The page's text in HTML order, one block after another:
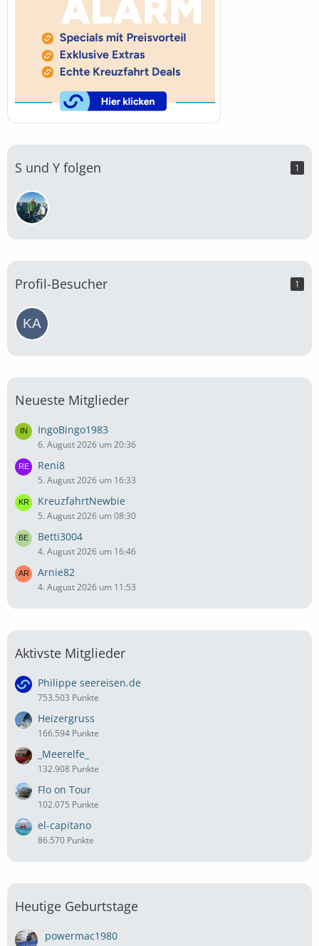
S und Y folgen 1
Profil-Besucher 1
Neueste Mitglieder
IngoBingo1983
6. August 2026 um 20:36
Reni8
5. August 2026 um 16:33
KreuzfahrtNewbie
5. August 2026 um 08:30
Betti3004
4. August 2026 um 16:46
Arnie82
4. August 2026 um 11:53
Aktivste Mitglieder
Philippe seereisen.de
753.503 Punkte
Heizergruss
166.594 Punkte
_Meerelfe_
132.908 Punkte
Flo on Tour
102.075 Punkte
el-capitano
86.570 Punkte
Heutige Geburtstage
powermac1980